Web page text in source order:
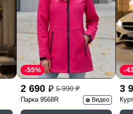
2 690 p 5 990p
-55%
Парка 9568R Видео
3
-